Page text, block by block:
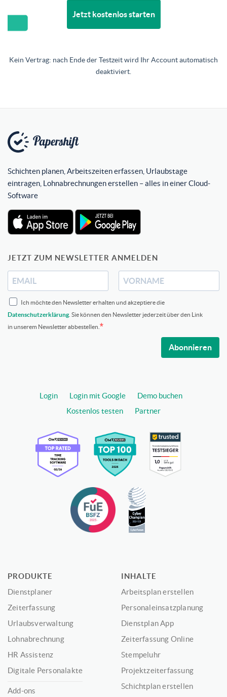
Jetzt kostenlos starten
Kein Vertrag: nach Ende der Testzeit wird Ihr Account automatisch
deaktiviert.
Schichten planen, Arbeitszeiten erfassen, Urlaubstage
eintragen, Lohnabrechnungen erstellen – alles in einer Cloud-
Software
JETZT ZUM NEWSLETTER ANMELDEN
Ich möchte den Newsletter erhalten und akzeptiere die
Datenschutzerklärung . Sie können den Newsletter jederzeit über den Link
in unserem Newsletter abbestellen.
Abonnieren
Login Login mit Google
Demo buchen
Kostenlos testen
Partner
PRODUKTE
Dienstplaner
Zeiterfassung
Urlaubsverwaltung
Lohnabrechnung
HR Assistenz
Digitale Personalakte
Add-ons
INHALTE
Arbeitsplan erstellen
Personaleinsatzplanung
Dienstplan App
Zeiterfassung Online
Stempeluhr
Projektzeiterfassung
Schichtplan erstellen